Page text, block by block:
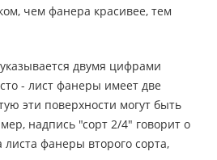
чем фанера красивее, тем
двумя цифрами
- лист фанеры имеет две
эти поверхности могут быть
надпись "сорт 2/4" говорит о
листа фанеры второго сорта,